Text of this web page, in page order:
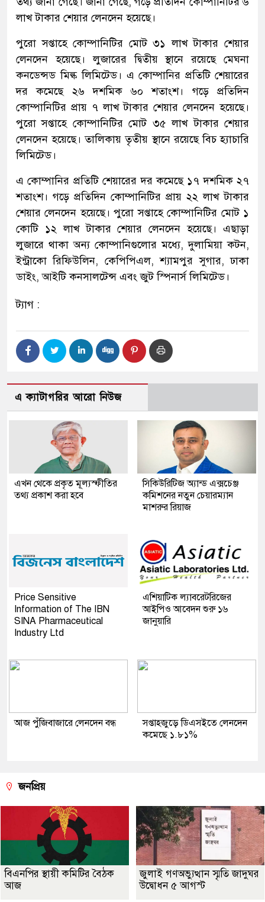
লাখ টাকার শেয়ার লেনদেন হয়েছে।
পুরো সপ্তাহে কোম্পানিটির মোট ৩১ লাখ টাকার শেয়ার
লেনদেন হয়েছে। লুজারের দ্বিতীয় স্থানে রয়েছে মেঘনা
কনডেন্সড মিল্ক লিমিটেড। এ কোম্পানির প্রতিটি শেয়ারের
দর কমেছে ২৬ দশমিক ৬০ শতাংশ। গড়ে প্রতিদিন
কোম্পানিটির প্রায় ৭ লাখ টাকার শেয়ার লেনদেন হয়েছে।
পুরো সপ্তাহে কোম্পানিটির মোট ৩৫ লাখ টাকার শেয়ার
লেনদেন হয়েছে। তালিকায় তৃতীয় স্থানে রয়েছে বিচ হ্যাচারি
লিমিটেড।
এ কোম্পানির প্রতিটি শেয়ারের দর কমেছে ১৭ দশমিক ২৭
শতাংশ। গড়ে প্রতিদিন কোম্পানিটির প্রায় ২২ লাখ টাকার
শেয়ার লেনদেন হয়েছে। পুরো সপ্তাহে কোম্পানিটির মোট ১
কোটি ১২ লাখ টাকার শেয়ার লেনদেন হয়েছে। এছাড়া
লুজারে থাকা অন্য কোম্পানিগুলোর মধ্যে, দুলামিয়া কটন,
ইন্ট্রাকো রিফিউলিন, কেপিপিএল, শ্যামপুর সুগার, ঢাকা
ডাইং, আইটি কনসালটেন্স এবং জুট স্পিনার্স লিমিটেড।
ট্যাগ :
এ ক্যাটাগরির আরো নিউজ
এখন থেকে প্রকৃত মূল্যস্ফীতির
তথ্য প্রকাশ করা হবে
সিকিউরিটিজ অ্যান্ড এক্সচেঞ্জ
কমিশনের নতুন চেয়ারম্যান
মাশরুর রিয়াজ
Price Sensitive
Information of The IBN
SINA Pharmaceutical
Industry Ltd
এশিয়াটিক ল্যাবরেটরিজের
আইপিও আবেদন শুরু ১৬
জানুয়ারি
আজ পুঁজিবাজারে লেনদেন বন্ধ
সপ্তাহজুড়ে ডিএসইতে লেনদেন
কমেছে ১.৮১%
জনপ্রিয়
বিএনপির স্থায়ী কমিটির বৈঠক
আজ
জুলাই গণঅভ্যুত্থান স্মৃতি জাদুঘর
উদ্বোধন ৫ আগস্ট